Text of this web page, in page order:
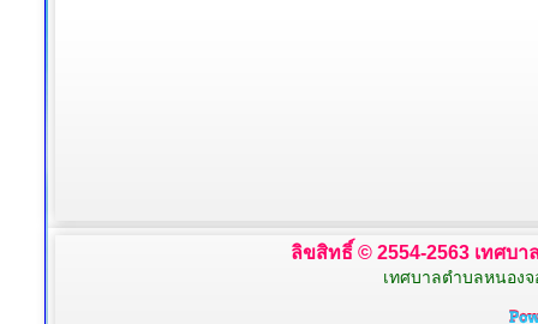
ลิขสิทธิ์ © 2554-2563 เทศบ
เทศบาลตำบลหนองจ